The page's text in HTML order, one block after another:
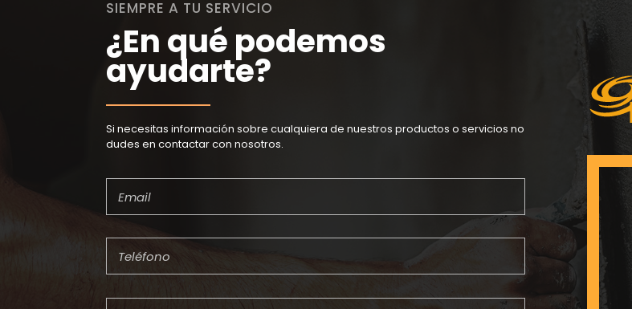
SIEMPRE A TU SERVICIO
¿En qué podemos
ayudarte?
Si necesitas información sobre cualquiera de nuestros productos o servicios no
dudes en contactar con nosotros.